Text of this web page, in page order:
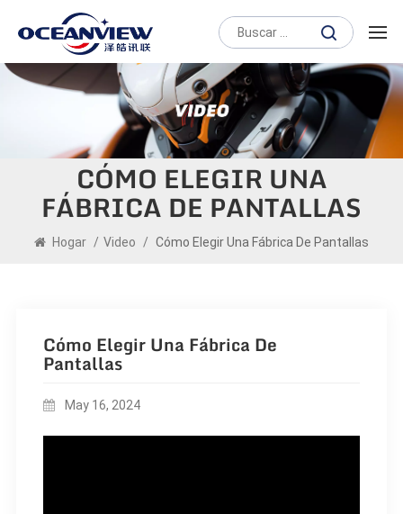
CÓMO ELEGIR UNA
FÁBRICA DE PANTALLAS
Hogar / Video / Cómo Elegir Una Fábrica De Pantallas
Cómo Elegir Una Fábrica De
Pantallas
May 16, 2024